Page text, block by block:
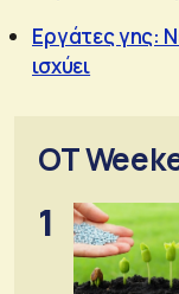
Εργάτες γης:
ισχύει
OT
1